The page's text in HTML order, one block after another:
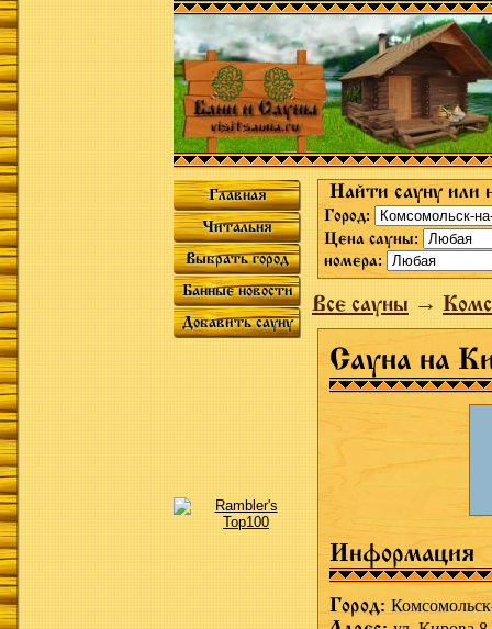
Главная
Читальня
Выбрать город
Банные новости
Добавить сауну
Найти сауну или
Город:
Цена сауны:
номера:
Все сауны→
Сауна на
Информация
Город: